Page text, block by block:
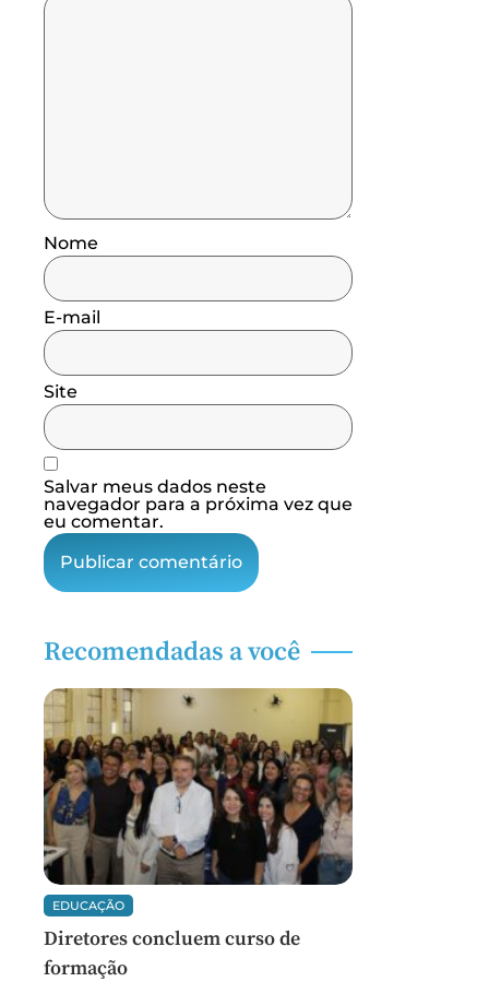
Nome
E-mail
Site
Salvar meus dados neste
navegador para a próxima vez que
eu comentar.
Recomendadas a você
EDUCAÇÃO
Diretores concluem curso de
formação